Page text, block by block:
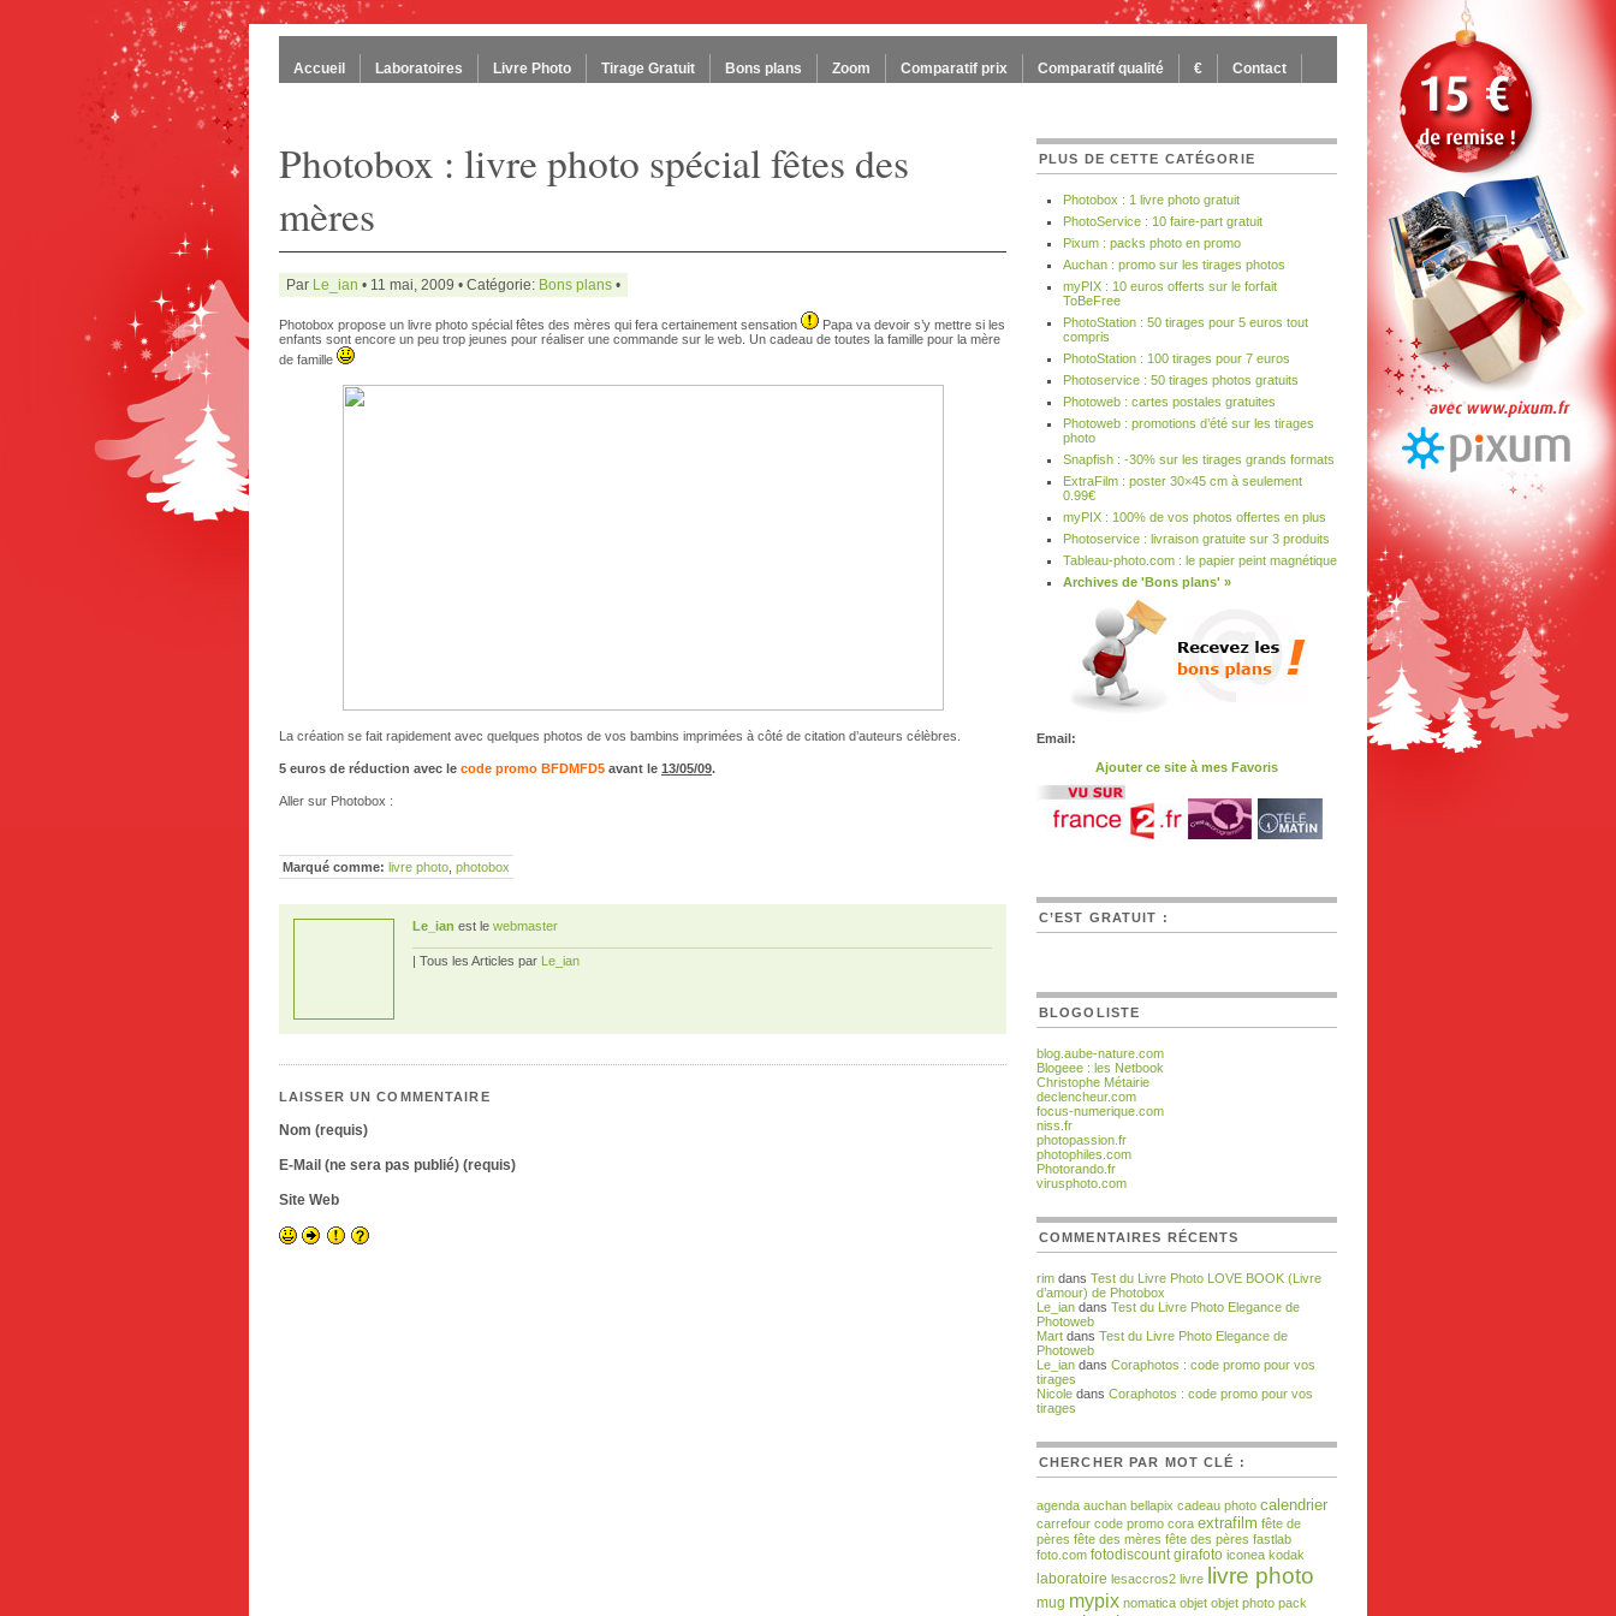
Accueil Laboratoires Livre Photo Tirage Gratuit Bons plans Zoom Comparatif prix Comparatif qualité € Contact
Photobox : livre photo spécial fêtes des
mères
Par Le_ian • 11 mai, 2009 • Catégorie: Bons plans •
Photobox propose un livre photo spécial fêtes des mères qui fera certainement sensation
Papa va devoir s’y mettre si les
enfants sont encore un peu trop jeunes pour réaliser une commande sur le web. Un cadeau de toutes la famille pour la mère
de famille
La création se fait rapidement avec quelques photos de vos bambins imprimées à côté de citation d’auteurs célèbres.
5 euros de réduction avec le code promo BFDMFD5 avant le 13/05/09.
Aller sur Photobox :
Marqué comme: livre photo photobox
Le_ian est le webmaster
| Tous les Articles par Le_ian
LAISSER UN COMMENTAIRE
Nom (requis)
E-Mail (ne sera pas publié) (requis)
Site Web
PLUS DE CETTE CATÉGORIE
Photobox : 1 livre photo gratuit
PhotoService : 10 faire-part gratuit
Pixum : packs photo en promo
Auchan : promo sur les tirages photos
myPIX : 10 euros offerts sur le forfait
ToBeFree
PhotoStation : 50 tirages pour 5 euros tout
compris
PhotoStation : 100 tirages pour 7 euros
Photoservice : 50 tirages photos gratuits
Photoweb : cartes postales gratuites
Photoweb : promotions d’été sur les tirages
photo
Snapfish : -30% sur les tirages grands formats
ExtraFilm : poster 30×45 cm à seulement
0.99€
myPIX : 100% de vos photos offertes en plus
Photoservice : livraison gratuite sur 3 produits
Tableau-photo.com : le papier peint magnétique
Archives de 'Bons plans' »
Email:
Ajouter ce site à mes Favoris
C’EST GRATUIT :
BLOGOLISTE
blog.aube-nature.com
Blogeee : les Netbook
Christophe Métairie
declencheur.com
focus-numerique.com
niss.fr
photopassion.fr
photophiles.com
Photorando.fr
virusphoto.com
COMMENTAIRES RÉCENTS
rim dans Test du Livre Photo LOVE BOOK (Livre
d’amour) de Photobox
Le_ian dans Test du Livre Photo Elegance de
Photoweb
Mart dans Test du Livre Photo Elegance de
Photoweb
Le_ian dans Coraphotos : code promo pour vos
tirages
Nicole dans Coraphotos : code promo pour vos
tirages
CHERCHER PAR MOT CLÉ :
agenda auchan bellapix cadeau photo calendrier
carrefour code promo cora extrafilm fête de
pères fête des mères fête des pères fastlab
foto.com fotodiscount girafoto iconea kodak
laboratoire lesaccros2 livre livre photo
mug mypix nomatica objet objet photo pack